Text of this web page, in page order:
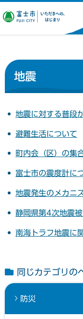
富士市 いただ
地震
地震に対する普段
避難生活について
町内会（区）の集
富士市の震度計に
地震発生のメカニ
静岡県第4次地震
南海トラフ地震に
同じカテゴリの
防災